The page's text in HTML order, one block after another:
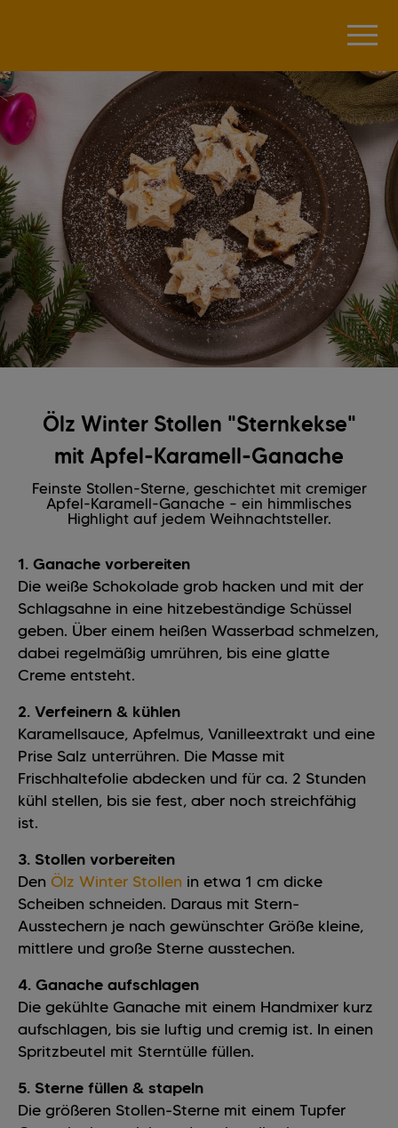
Ölz Winter Stollen "Sternkekse"
mit Apfel-Karamell-Ganache
Feinste Stollen-Sterne, geschichtet mit cremiger
Apfel-Karamell-Ganache – ein himmlisches
Highlight auf jedem Weihnachtsteller.
1. Ganache vorbereiten
Die weiße Schokolade grob hacken und mit der
Schlagsahne in eine hitzebeständige Schüssel
geben. Über einem heißen Wasserbad schmelzen,
dabei regelmäßig umrühren, bis eine glatte
Creme entsteht.
2. Verfeinern & kühlen
Karamellsauce, Apfelmus, Vanilleextrakt und eine
Prise Salz unterrühren. Die Masse mit
Frischhaltefolie abdecken und für ca. 2 Stunden
kühl stellen, bis sie fest, aber noch streichfähig
ist.
3. Stollen vorbereiten
Den Ölz Winter Stollen in etwa 1 cm dicke
Scheiben schneiden. Daraus mit Stern-
Ausstechern je nach gewünschter Größe kleine,
mittlere und große Sterne ausstechen.
4. Ganache aufschlagen
Die gekühlte Ganache mit einem Handmixer kurz
aufschlagen, bis sie luftig und cremig ist. In einen
Spritzbeutel mit Sterntülle füllen.
5. Sterne füllen & stapeln
Die größeren Stollen-Sterne mit einem Tupfer